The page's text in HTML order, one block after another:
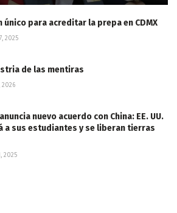
único para acreditar la prepa en CDMX
2025
de las mentiras
2026
nuevo acuerdo con China: EE. UU.
a sus estudiantes y se liberan tierras
2025